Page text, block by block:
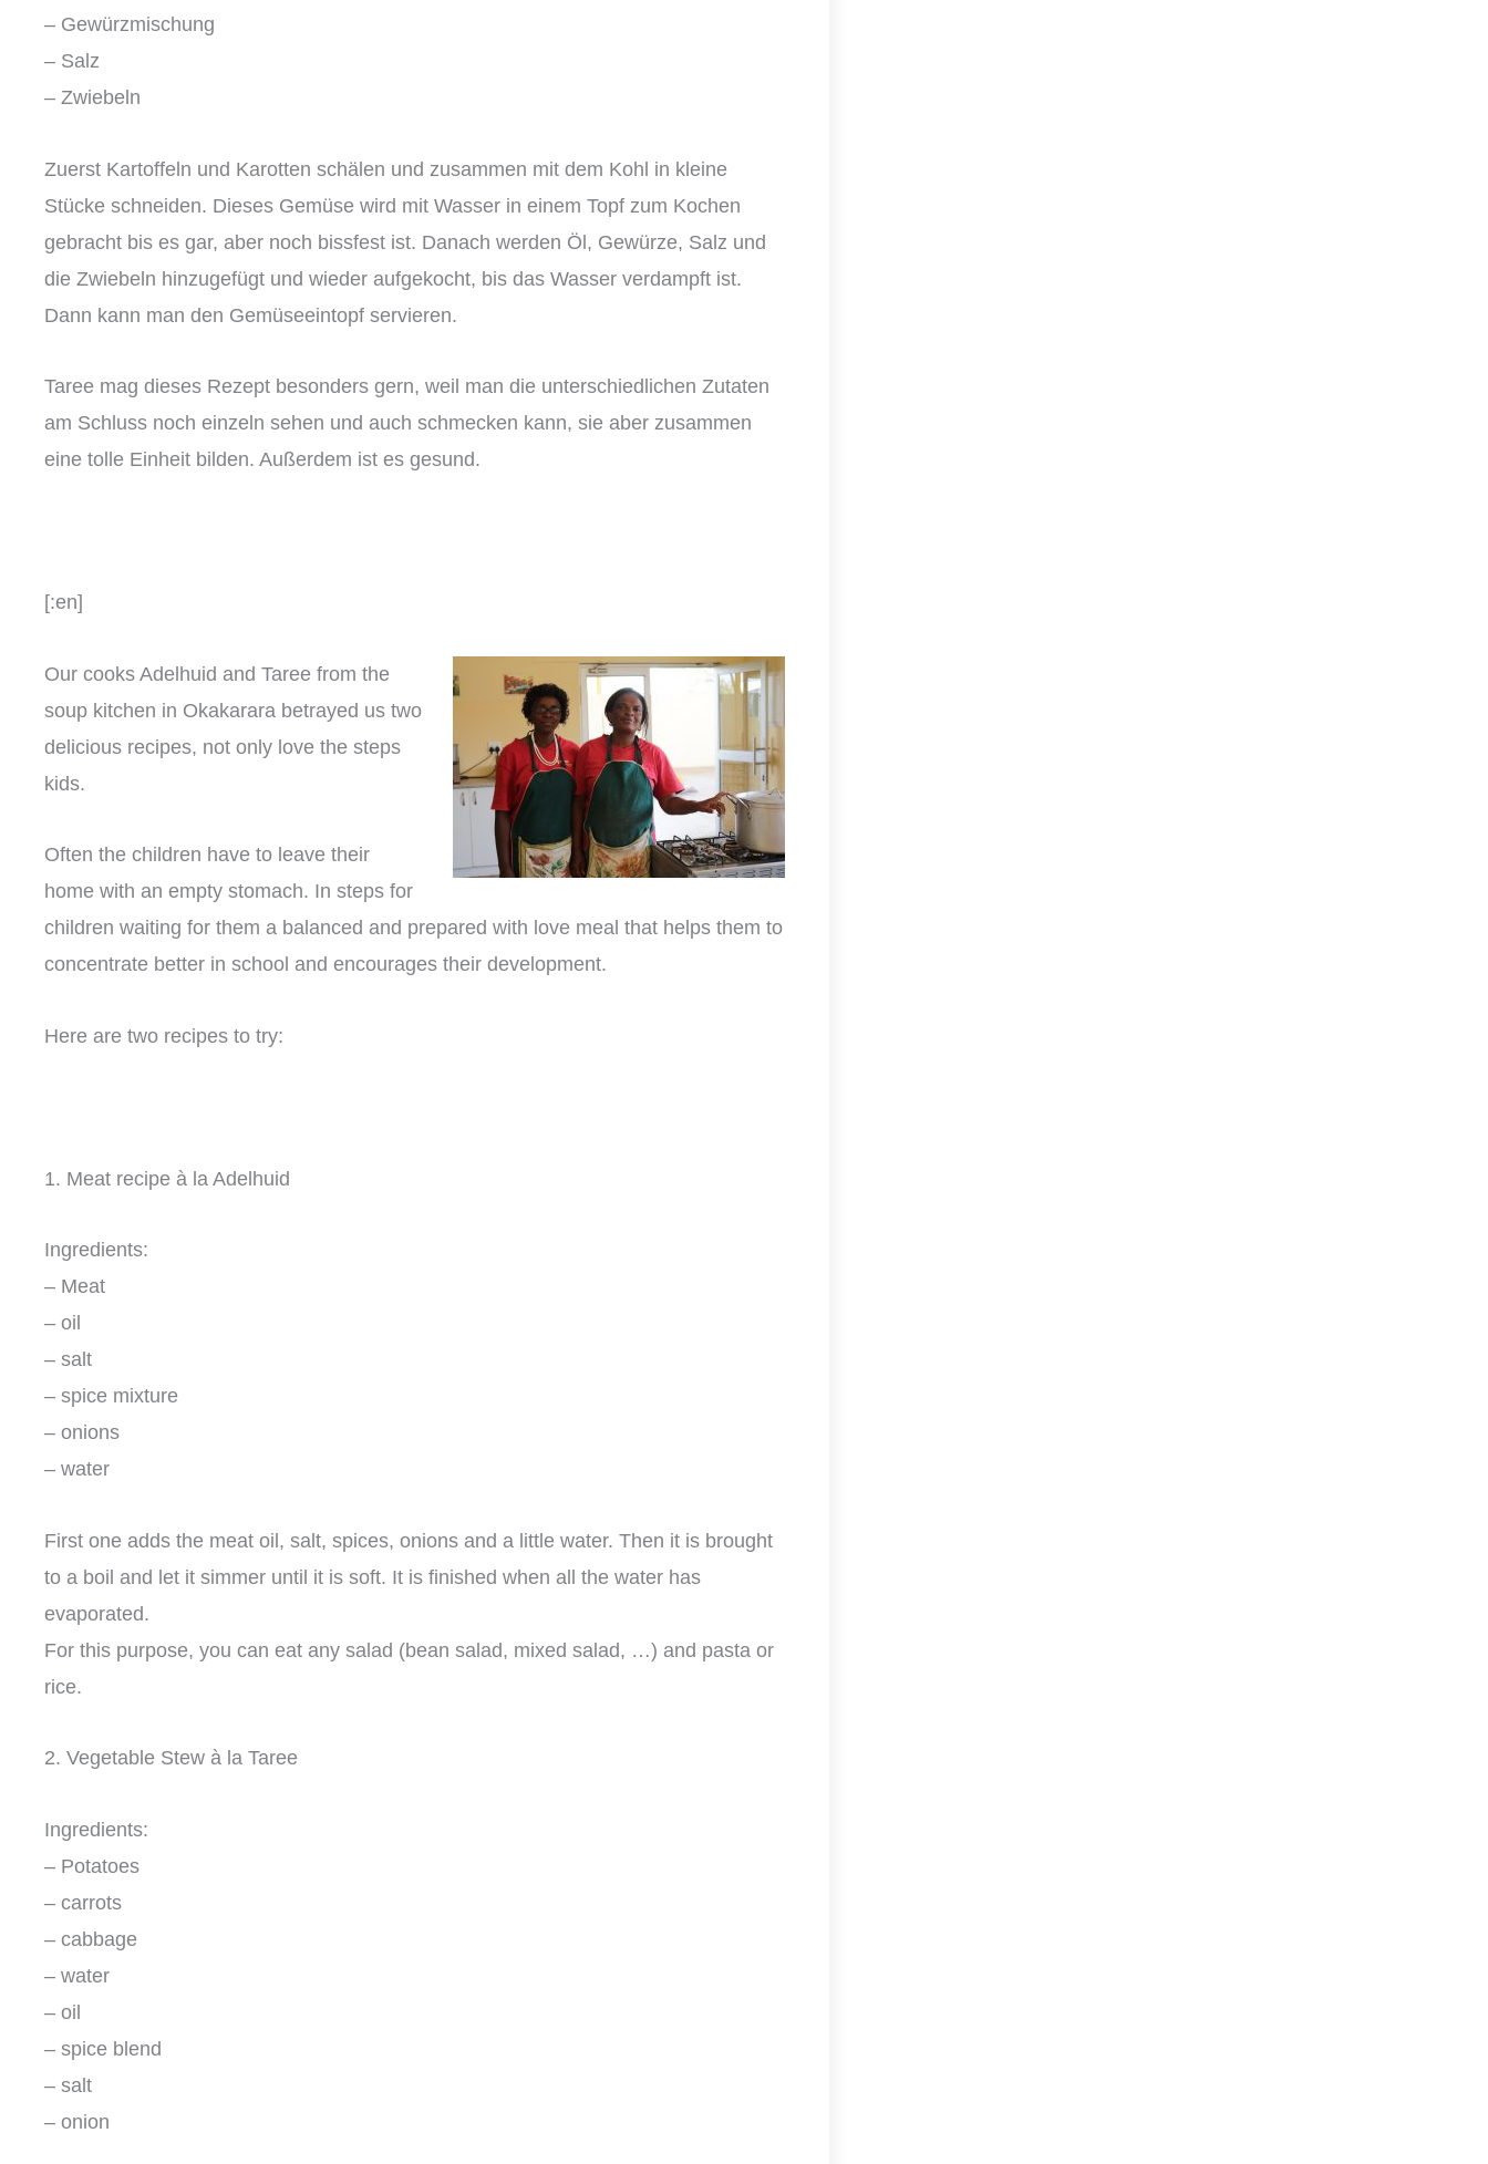
– Gewürzmischung
– Salz
– Zwiebeln
Zuerst Kartoffeln und Karotten schälen und zusammen mit dem Kohl in kleine
Stücke schneiden. Dieses Gemüse wird mit Wasser in einem Topf zum Kochen
gebracht bis es gar, aber noch bissfest ist. Danach werden Öl, Gewürze, Salz und
die Zwiebeln hinzugefügt und wieder aufgekocht, bis das Wasser verdampft ist.
Dann kann man den Gemüseeintopf servieren.
Taree mag dieses Rezept besonders gern, weil man die unterschiedlichen Zutaten
am Schluss noch einzeln sehen und auch schmecken kann, sie aber zusammen
eine tolle Einheit bilden. Außerdem ist es gesund.
[:en]
Our cooks Adelhuid and Taree from the
soup kitchen in Okakarara betrayed us two
delicious recipes, not only love the steps
kids.
Often the children have to leave their
home with an empty stomach. In steps for
children waiting for them a balanced and prepared with love meal that helps them to
concentrate better in school and encourages their development.
Here are two recipes to try:
1. Meat recipe à la Adelhuid
Ingredients:
– Meat
– oil
– salt
– spice mixture
– onions
– water
First one adds the meat oil, salt, spices, onions and a little water. Then it is brought
to a boil and let it simmer until it is soft. It is finished when all the water has
evaporated.
For this purpose, you can eat any salad (bean salad, mixed salad, …) and pasta or
rice.
2. Vegetable Stew à la Taree
Ingredients:
– Potatoes
– carrots
– cabbage
– water
– oil
– spice blend
– salt
– onion